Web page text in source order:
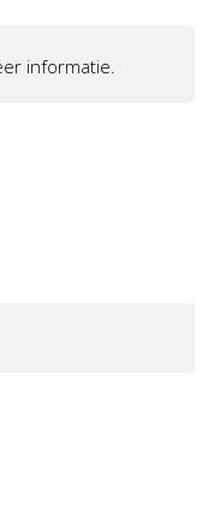
informatie.